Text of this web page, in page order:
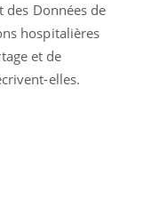
Données de
hospitalières
et de
elles.